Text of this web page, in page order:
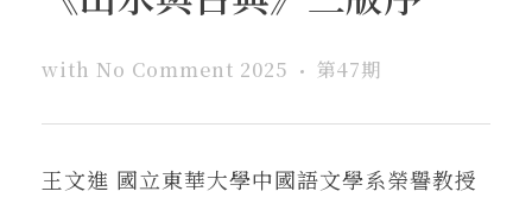
with No Comment 2025 第47期
王文進 國立東華大學中國語文學系榮譽教授